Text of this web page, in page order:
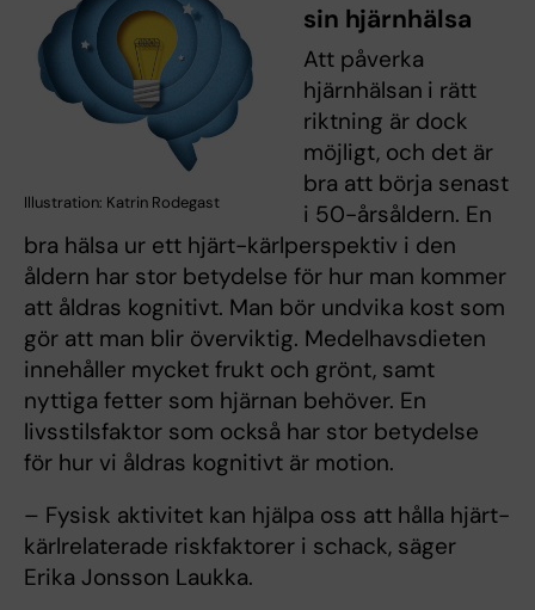
Illustration: Katrin Rodegast
sin hjärnhälsa
Att påverka
hjärnhälsan i rätt
riktning är dock
möjligt, och det är
bra att börja senast
i 50-årsåldern. En
bra hälsa ur ett hjärt-kärlperspektiv i den
åldern har stor betydelse för hur man kommer
att åldras kognitivt. Man bör undvika kost som
gör att man blir överviktig. Medelhavsdieten
innehåller mycket frukt och grönt, samt
nyttiga fetter som hjärnan behöver. En
livsstilsfaktor som också har stor betydelse
för hur vi åldras kognitivt är motion.
– Fysisk aktivitet kan hjälpa oss att hålla hjärt-
kärlrelaterade riskfaktorer i schack, säger
Erika Jonsson Laukka.